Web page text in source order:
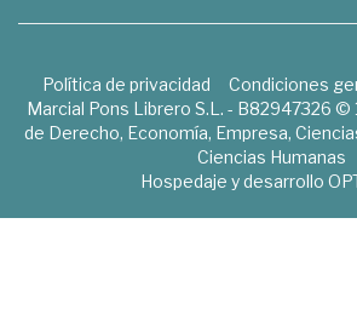
Política de privacidad Condiciones
Marcial Pons Librero S.L. - B82947326 ©
de Derecho, Economía, Empresa,
Ciencias Humanas
Hospedaje y desarrollo